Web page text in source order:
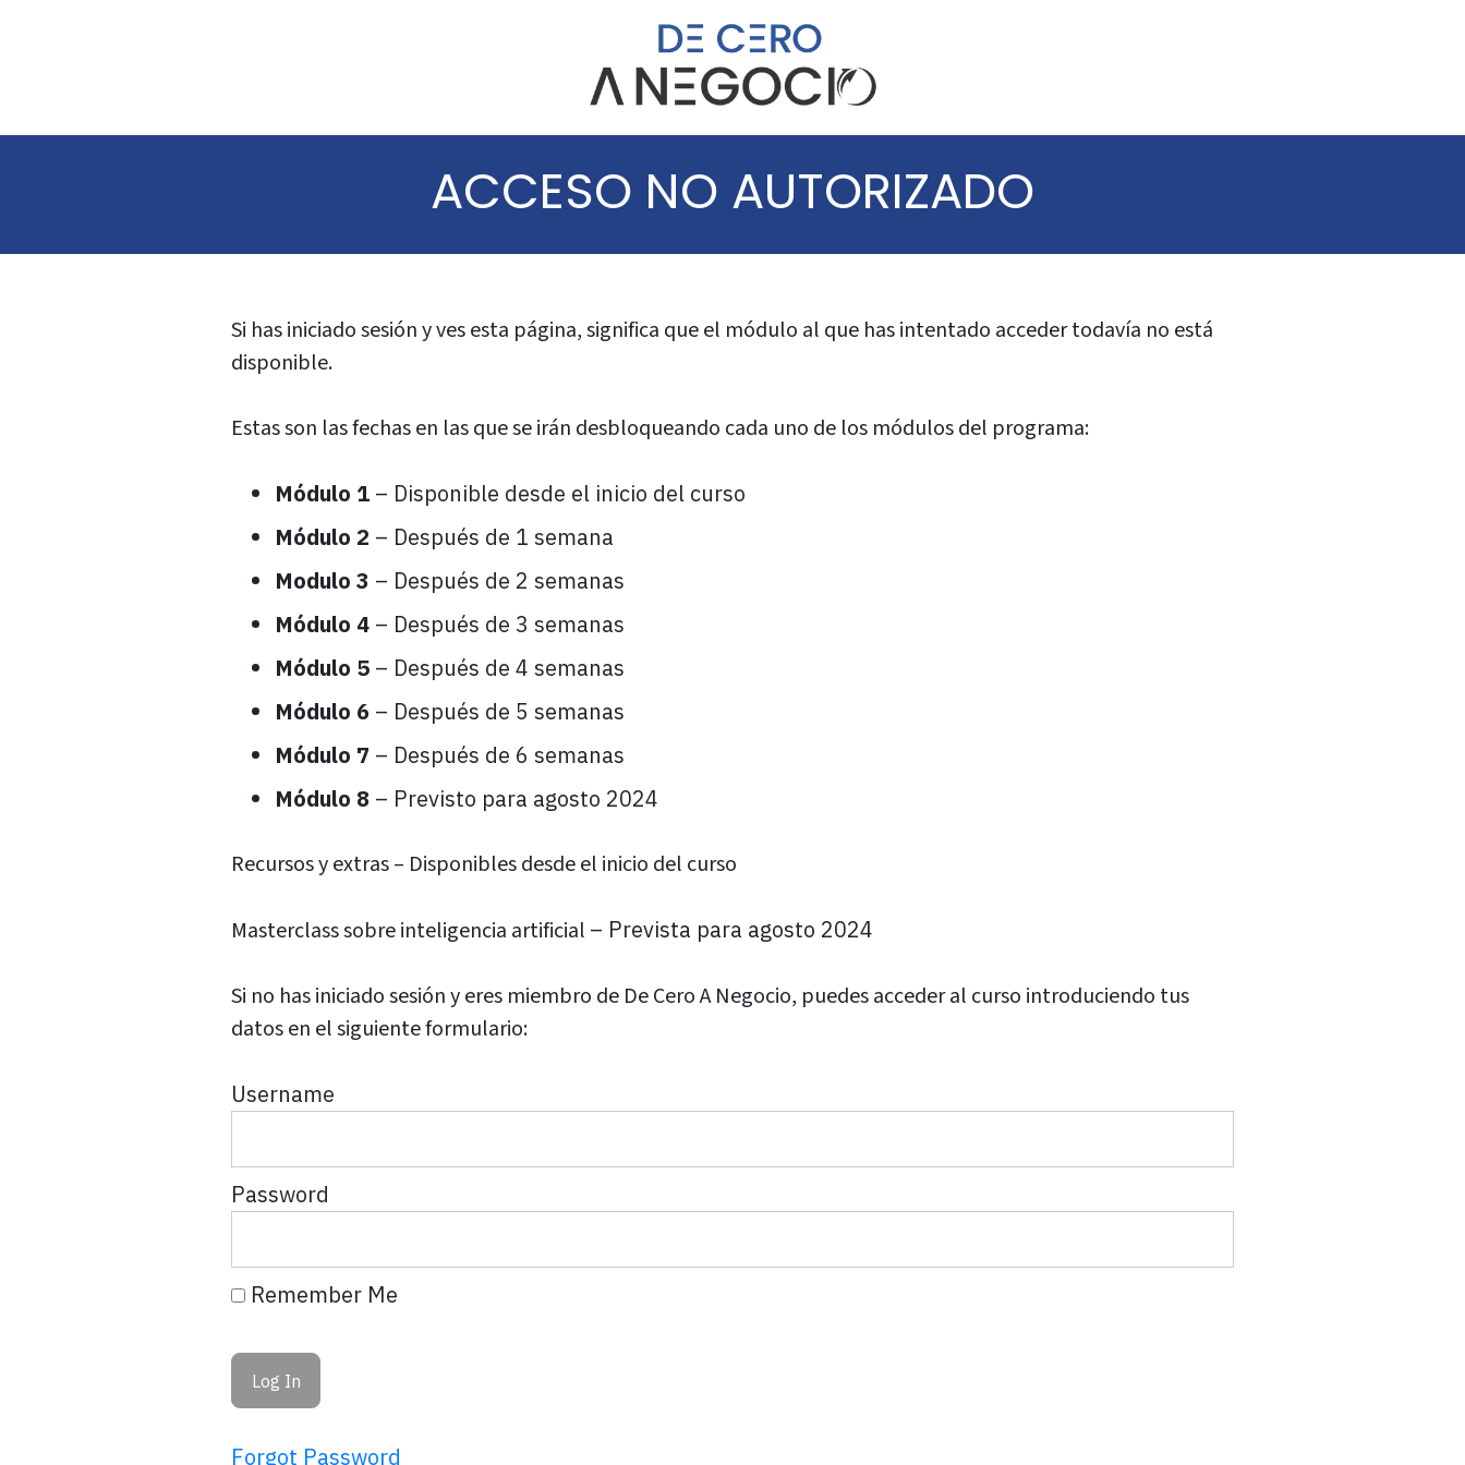
ACCESO NO AUTORIZADO
Si has iniciado sesión y ves esta página, significa que el módulo al que has intentado acceder todavía no está
disponible.
Estas son las fechas en las que se irán desbloqueando cada uno de los módulos del programa:
Módulo 1 – Disponible desde el inicio del curso
Módulo 2 – Después de 1 semana
Modulo 3 – Después de 2 semanas
Módulo 4 – Después de 3 semanas
Módulo 5 – Después de 4 semanas
Módulo 6 – Después de 5 semanas
Módulo 7 – Después de 6 semanas
Módulo 8 – Previsto para agosto 2024
Recursos y extras – Disponibles desde el inicio del curso
Masterclass sobre inteligencia artificial – Prevista para agosto 2024
Si no has iniciado sesión y eres miembro de De Cero A Negocio, puedes acceder al curso introduciendo tus
datos en el siguiente formulario:
Username
Password
Remember Me
Forgot Password